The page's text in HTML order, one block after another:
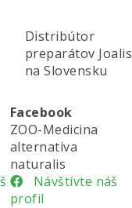
Distribútor
preparátov Joalis
na Slovensku
Facebook
ZOO-Medicina
alternativa
naturalis
Návštívte náš
profil